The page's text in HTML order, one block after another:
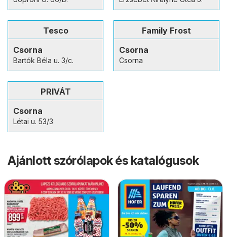
Tesco
Csorna
Bartók Béla u. 3/c.
Family Frost
Csorna
Csorna
PRIVÁT
Csorna
Létai u. 53/3
Ajánlott szórólapok és katalógusok